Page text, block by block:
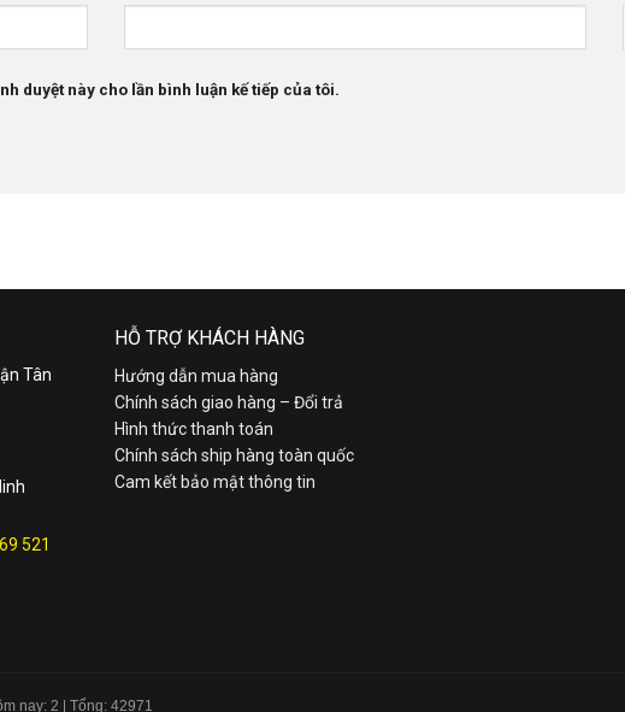
duyệt này cho lần bình luận kế tiếp của tôi.
Tân
521
HỖ TRỢ KHÁCH HÀNG
Hướng dẫn mua hàng
Chính sách giao hàng – Đổi trả
Hình thức thanh toán
Chính sách ship hàng toàn quốc
Cam kết bảo mật thông tin
nay: 2 | Tổng: 42971